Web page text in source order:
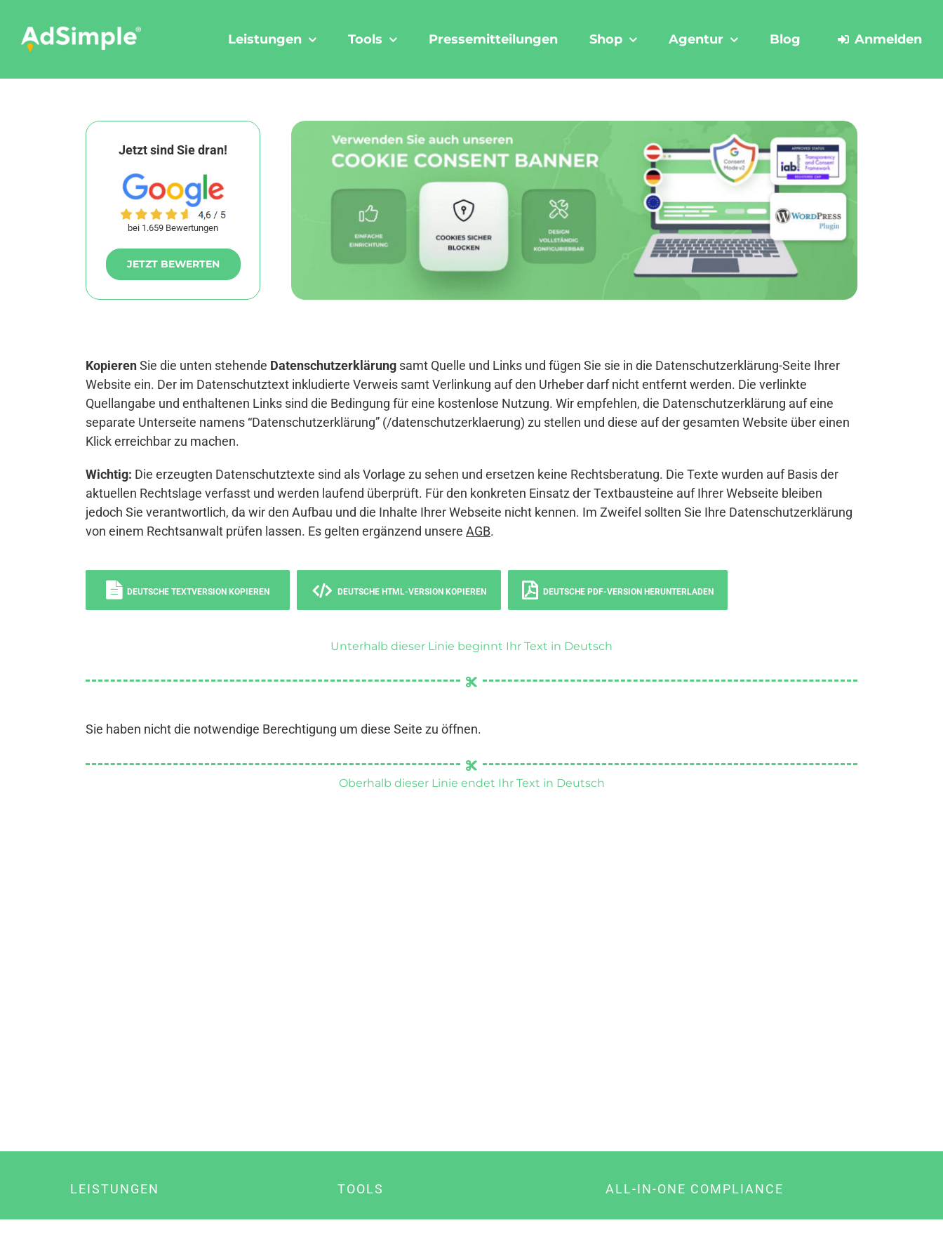
content
Leistungen Tools Pressemitteilungen Shop Agentur Blog Anmelden
Jetzt sind Sie dran!
bei 1.659 Bewertungen
JETZT BEWERTEN
KopierenSie die unten stehende Datenschutzerklärung samt Quelle und Links und fügen Sie sie in die Datenschutzerklärung-Seite Ihrer
Website ein. Der im Datenschutztext inkludierte Verweis samt Verlinkung auf den Urheber darf nicht entfernt werden. Die verlinkte
Quellangabe und enthaltenen Links sind die Bedingung für eine kostenlose Nutzung. Wir empfehlen, die Datenschutzerklärung auf eine
separate Unterseite namens “Datenschutzerklärung” (/datenschutzerklaerung) zu stellen und diese auf der gesamten Website über einen
Klick erreichbar zu machen.
Wichtig: Die erzeugten Datenschutztexte sind als Vorlage zu sehen und ersetzen keine Rechtsberatung. Die Texte wurden auf Basis der
aktuellen Rechtslage verfasst und werden laufend überprüft. Für den konkreten Einsatz der Textbausteine auf Ihrer Webseite bleiben
jedoch Sie verantwortlich, da wir den Aufbau und die Inhalte Ihrer Webseite nicht kennen. Im Zweifel sollten Sie Ihre Datenschutzerklärung
von einem Rechtsanwalt prüfen lassen. Es gelten ergänzend unsere AGB.
DEUTSCHE TEXTVERSION KOPIEREN DEUTSCHE HTML-VERSION KOPIEREN DEUTSCHE PDF-VERSION HERUNTERLADEN
Unterhalb dieser Linie beginnt Ihr Text in Deutsch
Sie haben nicht die notwendige Berechtigung um diese Seite zu öffnen.
Oberhalb dieser Linie endet Ihr Text in Deutsch
LEISTUNGEN TOOLS ALL-IN-ONE COMPLIANCE